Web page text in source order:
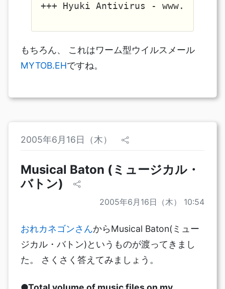
もちろん、 これはワーム型ウイルスメール
MYTOB.EHですね。
2005年6月16日（木）
Musical Baton (ミュージカル・
バトン)
2005年6月16日（木） 10:54
おれカネゴンさんからMusical Baton(ミュー
ジカル・バトン)というものが渡ってきまし
た。 さくさく答えてみましょう。